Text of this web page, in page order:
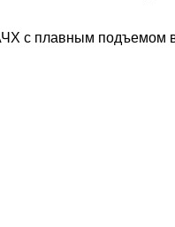
с плавным подъемом